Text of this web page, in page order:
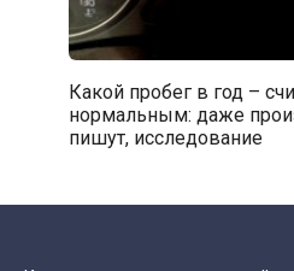
Какой пробег в год –
нормальным: даже
пишут, исследование